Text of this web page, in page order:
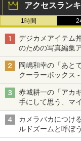
アクセスラン
1時間
デジカメアイテム
のための写真編集
る「Filmator」
岡嶋和幸の「あと
クーラーボックス
赤城耕一の「アカ
手にして思う、マ
カメラバカにつけ
ルドズームと呼ぼう